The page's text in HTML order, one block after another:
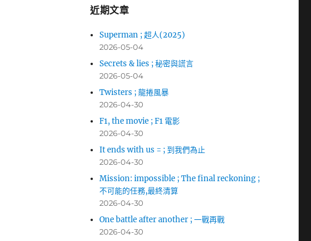
近期文章
Superman ; 超人(2025)
2026-05-04
Secrets & lies ; 秘密與謊言
2026-05-04
Twisters ; 龍捲風暴
2026-04-30
F1, the movie ; F1 電影
2026-04-30
It ends with us = ; 到我們為止
2026-04-30
Mission: impossible ; The final reckoning ;
不可能的任務,最終清算
2026-04-30
One battle after another ; 一戰再戰
2026-04-30